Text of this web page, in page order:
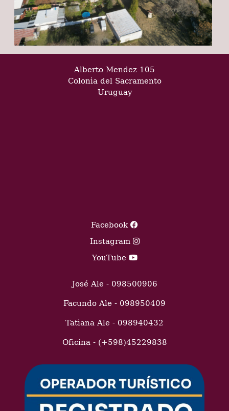
Alberto Mendez 105
Colonia del Sacramento
Uruguay
Facebook
Instagram
YouTube
José Ale - 098500906
Facundo Ale - 098950409
Tatiana Ale - 098940432
Oficina - (+598)45229838